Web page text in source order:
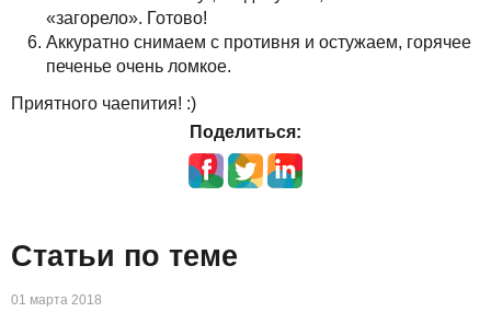
Акции
«загорело». Готово!
Аккуратно снимаем с противня и остужаем, горячее
печенье очень ломкое.
Приятного чаепития! :)
Поделиться:
Статьи по теме
01 марта 2018